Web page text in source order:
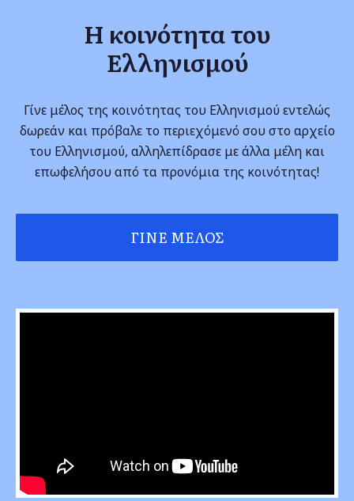
Η κοινότητα του
Ελληνισμού
Γίνε μέλος της κοινότητας του Ελληνισμού εντελώς
δωρεάν και πρόβαλε το περιεχόμενό σου στο αρχείο
του Ελληνισμού, αλληλεπίδρασε με άλλα μέλη και
επωφελήσου από τα προνόμια της κοινότητας!
ΓΊΝΕ ΜΈΛΟΣ